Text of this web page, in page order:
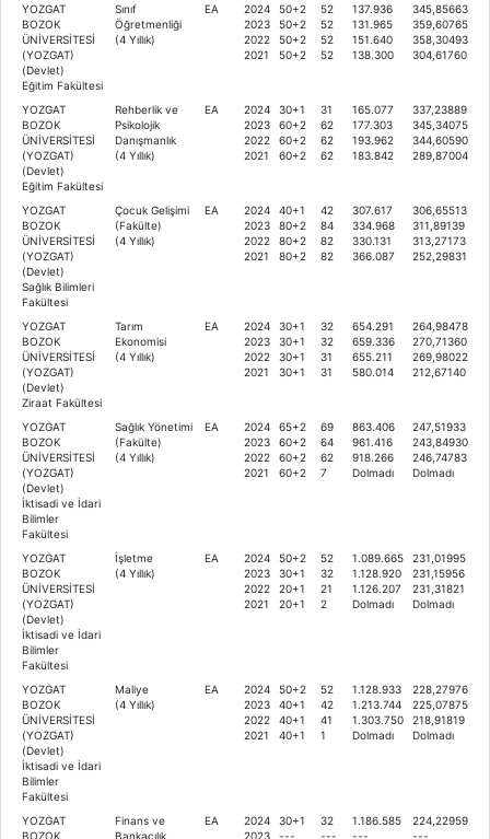
YOZGAT
BOZOK
ÜNİVERSİTESİ
(YOZGAT)
(Devlet)
Eğitim Fakültesi
Sınıf
Öğretmenliği
(4 Yıllık)
EA
2024
2023
2022
2021
50+2
50+2
50+2
50+2
52
52
52
52
137.936
131.965
151.640
138.300
345,85663
359,60765
358,30493
304,61760
YOZGAT
BOZOK
ÜNİVERSİTESİ
(YOZGAT)
(Devlet)
Eğitim Fakültesi
Rehberlik ve
Psikolojik
Danışmanlık
(4 Yıllık)
EA
2024
2023
2022
2021
30+1
60+2
60+2
60+2
31
62
62
62
165.077
177.303
193.962
183.842
337,23889
345,34075
344,60590
289,87004
YOZGAT
BOZOK
ÜNİVERSİTESİ
(YOZGAT)
(Devlet)
Sağlık Bilimleri
Fakültesi
Çocuk Gelişimi
(Fakülte)
(4 Yıllık)
EA
2024
2023
2022
2021
40+1
80+2
80+2
80+2
42
84
82
82
307.617
334.968
330.131
366.087
306,65513
311,89139
313,27173
252,29831
YOZGAT
BOZOK
ÜNİVERSİTESİ
(YOZGAT)
(Devlet)
Ziraat Fakültesi
Tarım
Ekonomisi
(4 Yıllık)
EA
2024
2023
2022
2021
30+1
30+1
30+1
30+1
32
32
31
31
654.291
659.336
655.211
580.014
264,98478
270,71360
269,98022
212,67140
YOZGAT
BOZOK
ÜNİVERSİTESİ
(YOZGAT)
(Devlet)
İktisadi ve İdari
Bilimler
Fakültesi
Sağlık Yönetimi
(Fakülte)
(4 Yıllık)
EA
2024
2023
2022
2021
65+2
60+2
60+2
60+2
69
64
62
7
863.406
961.416
918.266
Dolmadı
247,51933
243,84930
246,74783
Dolmadı
YOZGAT
BOZOK
ÜNİVERSİTESİ
(YOZGAT)
(Devlet)
İktisadi ve İdari
Bilimler
Fakültesi
İşletme
(4 Yıllık)
EA
2024
2023
2022
2021
50+2
30+1
20+1
20+1
52
32
21
2
1.089.665
1.128.920
1.126.207
Dolmadı
231,01995
231,15956
231,31821
Dolmadı
YOZGAT
BOZOK
ÜNİVERSİTESİ
(YOZGAT)
(Devlet)
İktisadi ve İdari
Bilimler
Fakültesi
Maliye
(4 Yıllık)
EA
2024
2023
2022
2021
50+2
40+1
40+1
40+1
52
42
41
1
1.128.933
1.213.744
1.303.750
Dolmadı
228,27976
225,07875
218,91819
Dolmadı
YOZGAT
BOZOK
Finans ve
Bankacılık
EA
2024
2023
30+1
---
32
---
1.186.585
---
224,22959
---